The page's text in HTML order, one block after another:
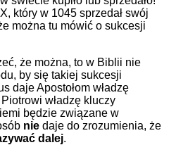
który w 1045 sprzedał swój
można tu mówić o sukcesji
że można, to w Biblii nie
by się takiej sukcesji
daje Apostołom władzę
władzę kluczy
będzie związane w
nie daje do zrozumienia, że
dalej.